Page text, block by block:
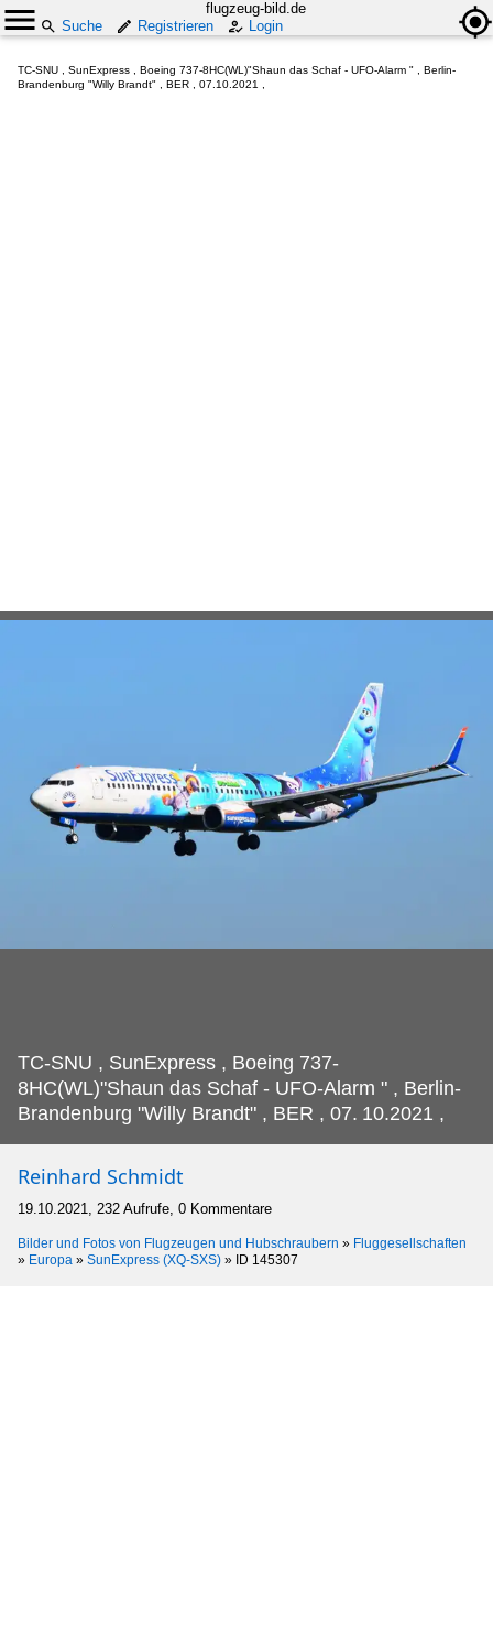
flugzeug-bild.de
Suche
Registrieren Login
TC-SNU , SunExpress , Boeing 737-8HC(WL)"Shaun das Schaf - UFO-Alarm " , Berlin-
Brandenburg "Willy Brandt" , BER , 07.10.2021 ,
TC-SNU , SunExpress , Boeing 737-
8HC(WL)"Shaun das Schaf - UFO-Alarm " , Berlin-
Brandenburg "Willy Brandt" , BER , 07. 10.2021 ,
Reinhard Schmidt
19.10.2021, 232 Aufrufe, 0 Kommentare
Bilder und Fotos von Flugzeugen und Hubschraubern » Fluggesellschaften
» Europa » SunExpress (XQ-SXS) » ID 145307